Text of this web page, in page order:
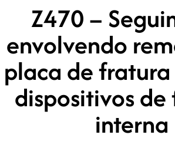
Z470 –
envolvendo
placa de
dispositivos
interna